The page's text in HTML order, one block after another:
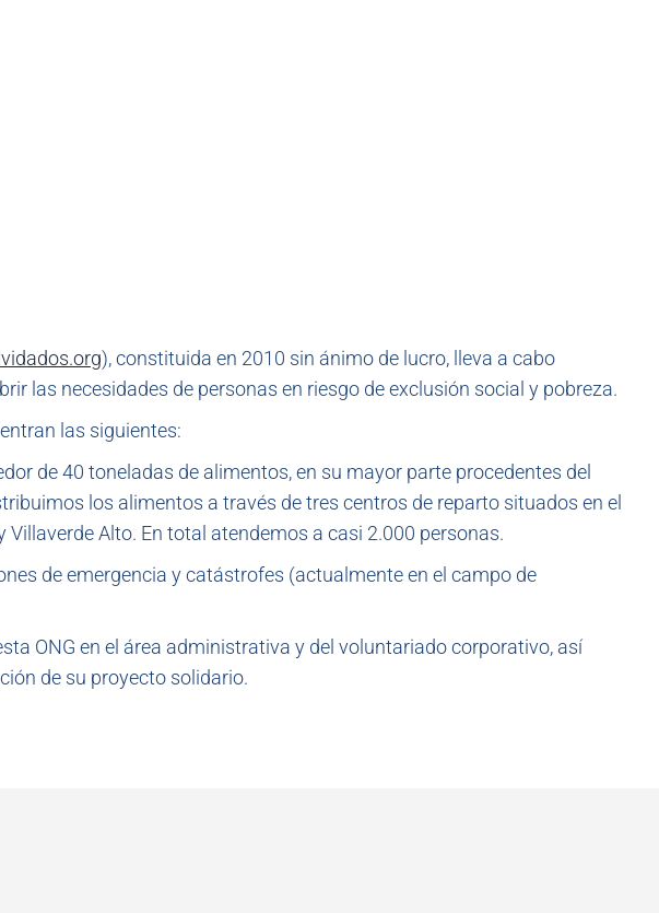
), constituida en 2010 sin ánimo de lucro, lleva a cabo
las necesidades de personas en riesgo de exclusión social y pobreza.
las siguientes:
de 40 toneladas de alimentos, en su mayor parte procedentes del
los alimentos a través de tres centros de reparto situados en el
Villaverde Alto. En total atendemos a casi 2.000 personas.
de emergencia y catástrofes (actualmente en el campo de
ONG en el área administrativa y del voluntariado corporativo, así
de su proyecto solidario.